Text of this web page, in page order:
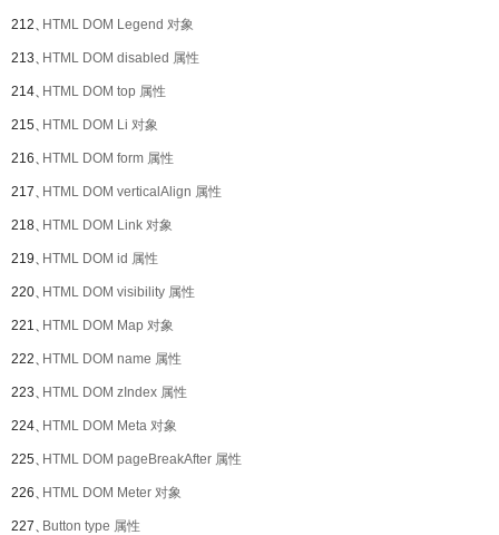
212、HTML DOM Legend 对象
213、HTML DOM disabled 属性
214、HTML DOM top 属性
215、HTML DOM Li 对象
216、HTML DOM form 属性
217、HTML DOM verticalAlign 属性
218、HTML DOM Link 对象
219、HTML DOM id 属性
220、HTML DOM visibility 属性
221、HTML DOM Map 对象
222、HTML DOM name 属性
223、HTML DOM zIndex 属性
224、HTML DOM Meta 对象
225、HTML DOM pageBreakAfter 属性
226、HTML DOM Meter 对象
227、Button type 属性